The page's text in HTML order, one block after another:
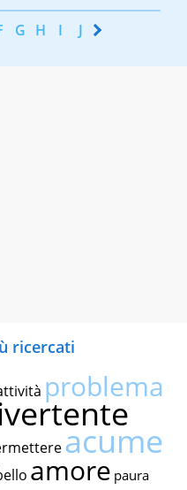
G H I J K
ricercati
problema
acume
amore paura